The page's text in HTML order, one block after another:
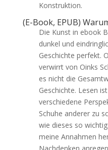
Konstruktion.
(E-Book, EPUB)
Die Kunst in ebook
dunkel und
Geschichte perfekt.
verwirrt von Oinks
es nicht die
Geschichte. Lesen
verschiedene
Schuhe anderer zu
wie dieses so
meine Annahmen